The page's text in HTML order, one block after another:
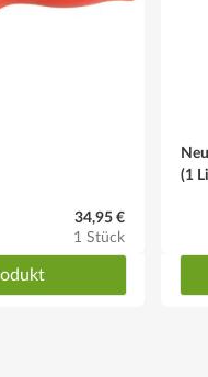
und/oder abgestorbenes
sein sollte. Ggf. den
bis Oktober.
34,95 €
1 Stück
(1